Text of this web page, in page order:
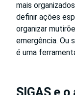
mais
definir ações
organizar
emergência. Ou
é uma